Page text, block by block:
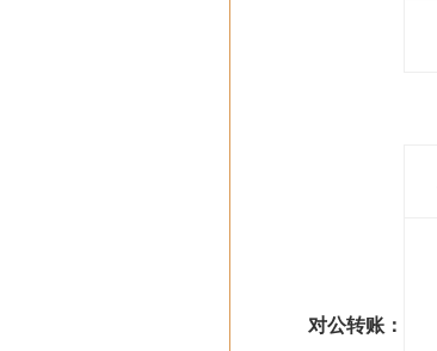
对公转账：